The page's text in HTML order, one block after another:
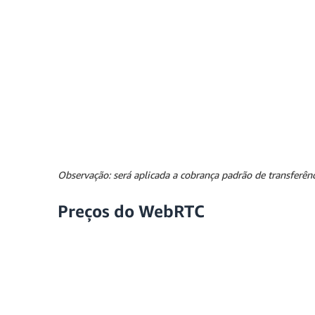
Observação: será aplicada a cobrança padrão de
Preços do WebRTC